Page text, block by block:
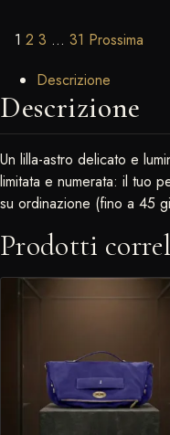
Site Reviews
Page
1 Page
2 Page
3 … Page
31 Prossima
Descrizione
Descrizione
Un lilla-astro delicato e
limitata e numerata: il tuo
su ordinazione (fino a 45
Prodotti